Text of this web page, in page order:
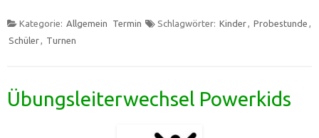
Kategorie: Allgemein Termin Schlagwörter: Kinder, Probestunde ,
Schüler, Turnen
Übungsleiterwechsel Powerkids